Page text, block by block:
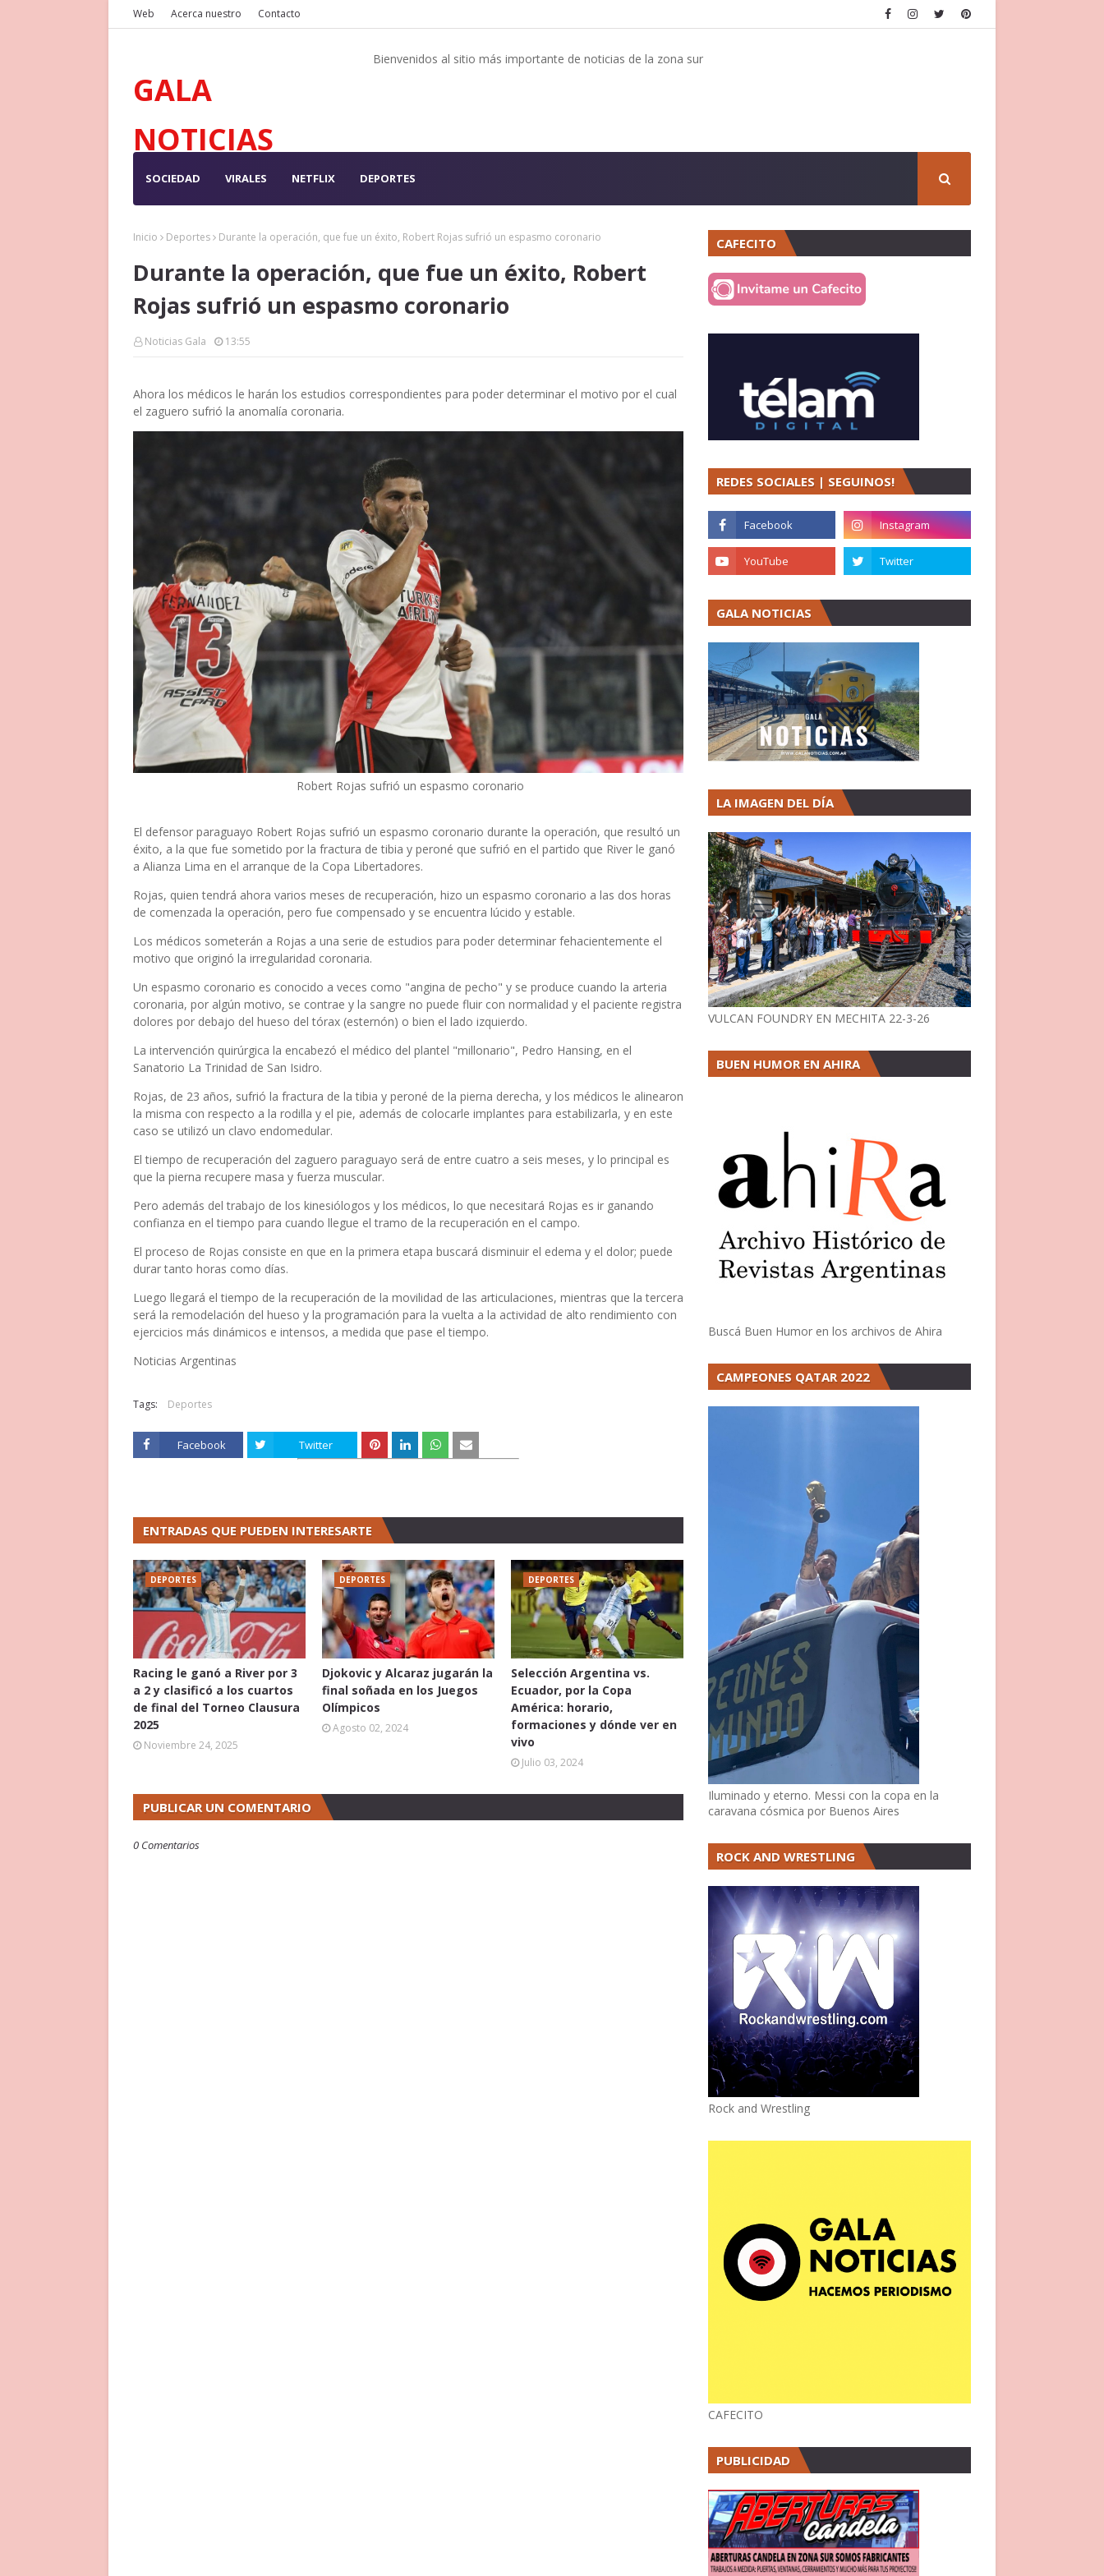
Web Acerca nuestro Contacto
GALA
NOTICIAS
Bienvenidos al sitio más importante de noticias de la zona sur
SOCIEDAD VIRALES NETFLIX DEPORTES
Inicio Deportes Durante la operación, que fue un éxito, Robert Rojas sufrió un espasmo coronario
Durante la operación, que fue un éxito, Robert
Rojas sufrió un espasmo coronario
Noticias Gala 13:55
Ahora los médicos le harán los estudios correspondientes para poder determinar el motivo por el cual
el zaguero sufrió la anomalía coronaria.
Robert Rojas sufrió un espasmo coronario
El defensor paraguayo Robert Rojas sufrió un espasmo coronario durante la operación, que resultó un
éxito, a la que fue sometido por la fractura de tibia y peroné que sufrió en el partido que River le ganó
a Alianza Lima en el arranque de la Copa Libertadores.
Rojas, quien tendrá ahora varios meses de recuperación, hizo un espasmo coronario a las dos horas
de comenzada la operación, pero fue compensado y se encuentra lúcido y estable.
Los médicos someterán a Rojas a una serie de estudios para poder determinar fehacientemente el
motivo que originó la irregularidad coronaria.
Un espasmo coronario es conocido a veces como "angina de pecho" y se produce cuando la arteria
coronaria, por algún motivo, se contrae y la sangre no puede fluir con normalidad y el paciente registra
dolores por debajo del hueso del tórax (esternón) o bien el lado izquierdo.
La intervención quirúrgica la encabezó el médico del plantel "millonario", Pedro Hansing, en el
Sanatorio La Trinidad de San Isidro.
Rojas, de 23 años, sufrió la fractura de la tibia y peroné de la pierna derecha, y los médicos le alinearon
la misma con respecto a la rodilla y el pie, además de colocarle implantes para estabilizarla, y en este
caso se utilizó un clavo endomedular.
El tiempo de recuperación del zaguero paraguayo será de entre cuatro a seis meses, y lo principal es
que la pierna recupere masa y fuerza muscular.
Pero además del trabajo de los kinesiólogos y los médicos, lo que necesitará Rojas es ir ganando
confianza en el tiempo para cuando llegue el tramo de la recuperación en el campo.
El proceso de Rojas consiste en que en la primera etapa buscará disminuir el edema y el dolor; puede
durar tanto horas como días.
Luego llegará el tiempo de la recuperación de la movilidad de las articulaciones, mientras que la tercera
será la remodelación del hueso y la programación para la vuelta a la actividad de alto rendimiento con
ejercicios más dinámicos e intensos, a medida que pase el tiempo.
Noticias Argentinas
Tags: Deportes
Facebook Twitter
ENTRADAS QUE PUEDEN INTERESARTE
DEPORTES
Racing le ganó a River por 3
a 2 y clasificó a los cuartos
de final del Torneo Clausura
2025
Noviembre 24, 2025
DEPORTES
Djokovic y Alcaraz jugarán la
final soñada en los Juegos
Olímpicos
Agosto 02, 2024
DEPORTES
Selección Argentina vs.
Ecuador, por la Copa
América: horario,
formaciones y dónde ver en
vivo
Julio 03, 2024
PUBLICAR UN COMENTARIO
0 Comentarios
CAFECITO
REDES SOCIALES | SEGUINOS!
GALA NOTICIAS
LA IMAGEN DEL DÍA
VULCAN FOUNDRY EN MECHITA 22-3-26
BUEN HUMOR EN AHIRA
Buscá Buen Humor en los archivos de Ahira
CAMPEONES QATAR 2022
Iluminado y eterno. Messi con la copa en la
caravana cósmica por Buenos Aires
ROCK AND WRESTLING
Rock and Wrestling
CAFECITO
PUBLICIDAD